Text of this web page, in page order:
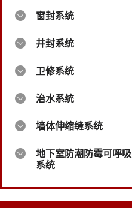
窗封系统
井封系统
卫修系统
治水系统
墙体伸缩缝系统
地下室防潮防霉可呼吸
系统